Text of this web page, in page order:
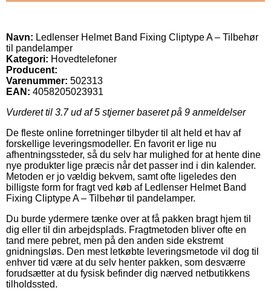
Navn: Ledlenser Helmet Band Fixing Cliptype A – Tilbehør
til pandelamper
Kategori: Hovedtelefoner
Producent:
Varenummer: 502313
EAN: 4058205023931
Vurderet til 3.7ud af 5 stjerner baseret på 9 anmeldelser
De fleste online forretninger tilbyder til alt held et hav af
forskellige leveringsmodeller. En favorit er lige nu
afhentningssteder, så du selv har mulighed for at hente dine
nye produkter lige præcis når det passer ind i din kalender.
Metoden er jo vældig bekvem, samt ofte ligeledes den
billigste form for fragt ved køb af Ledlenser Helmet Band
Fixing Cliptype A – Tilbehør til pandelamper.
Du burde ydermere tænke over at få pakken bragt hjem til
dig eller til din arbejdsplads. Fragtmetoden bliver ofte en
tand mere pebret, men på den anden side ekstremt
gnidningsløs. Den mest letkøbte leveringsmetode vil dog til
enhver tid være at du selv henter pakken, som desværre
forudsætter at du fysisk befinder dig nærved netbutikkens
tilholdssted.